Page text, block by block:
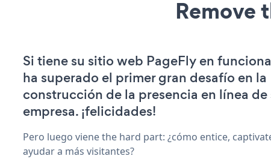
Remove
Si tiene su sitio web PageFly en
ha superado el primer gran desafío en la
construcción de la presencia en línea de
empresa. ¡felicidades!
Pero luego viene the hard part: ¿cómo entice,
ayudar a más visitantes?